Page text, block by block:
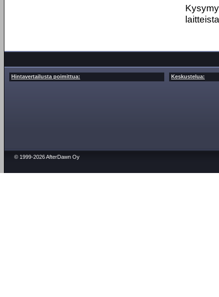
Hintavertailusta poimittua: Keskustelua:
© 1999-2026 AfterDawn Oy